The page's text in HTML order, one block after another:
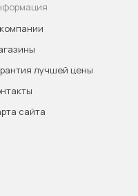
лучшей цены
сайта